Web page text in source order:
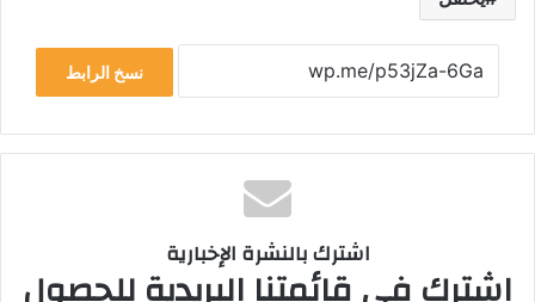
نسخ الرابط
اشترك بالنشرة الإخبارية